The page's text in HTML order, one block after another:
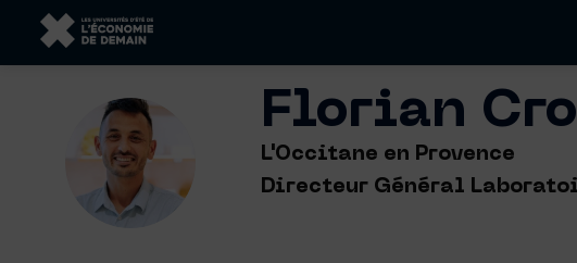
FC
Florian
L'Occitane en Provence
Directeur Général